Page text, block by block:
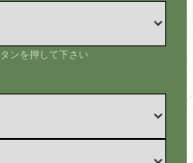
ンを押して下さい